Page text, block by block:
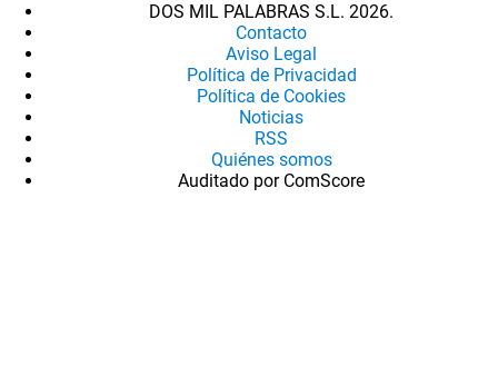
DOS MIL PALABRAS S.L. 2026.
Contacto
Aviso Legal
Política de Privacidad
Política de Cookies
Noticias
RSS
Quiénes somos
Auditado por ComScore